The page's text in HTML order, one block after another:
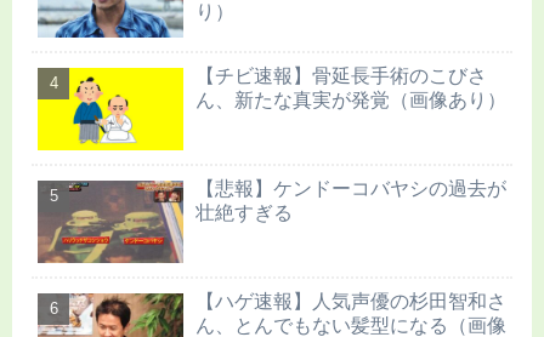
り）
【チビ速報】骨延長手術のこびさ
ん、新たな真実が発覚（画像あり）
【悲報】ケンドーコバヤシの過去が
壮絶すぎる
【ハゲ速報】人気声優の杉田智和さ
ん、とんでもない髪型になる（画像